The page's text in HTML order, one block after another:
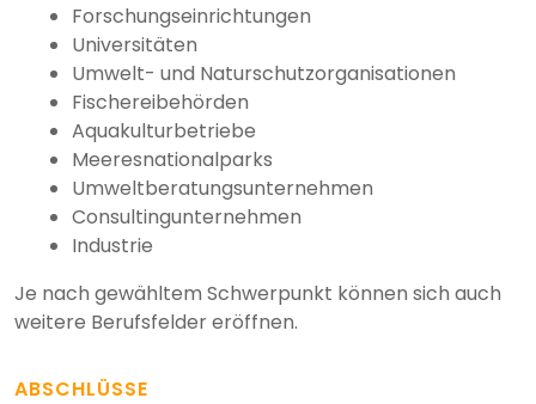
Forschungseinrichtungen
Universitäten
Umwelt- und Naturschutzorganisationen
Fischereibehörden
Aquakulturbetriebe
Meeresnationalparks
Umweltberatungsunternehmen
Consultingunternehmen
Industrie
Je nach gewähltem Schwerpunkt können sich auch
weitere Berufsfelder eröffnen.
ABSCHLÜSSE